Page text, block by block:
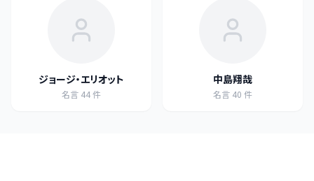
ジョージ・エリオット
名言 44件
中島翔哉
名言 40 件